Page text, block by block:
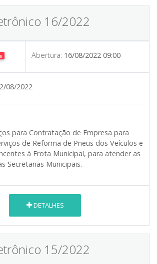
16/2022
Abertura: 16/08/2022 09:00
08/2022
para Contratação de Empresa para
de Reforma de Pneus dos Veículos e
à Frota Municipal, para atender as
Secretarias Municipais.
DETALHES
15/2022